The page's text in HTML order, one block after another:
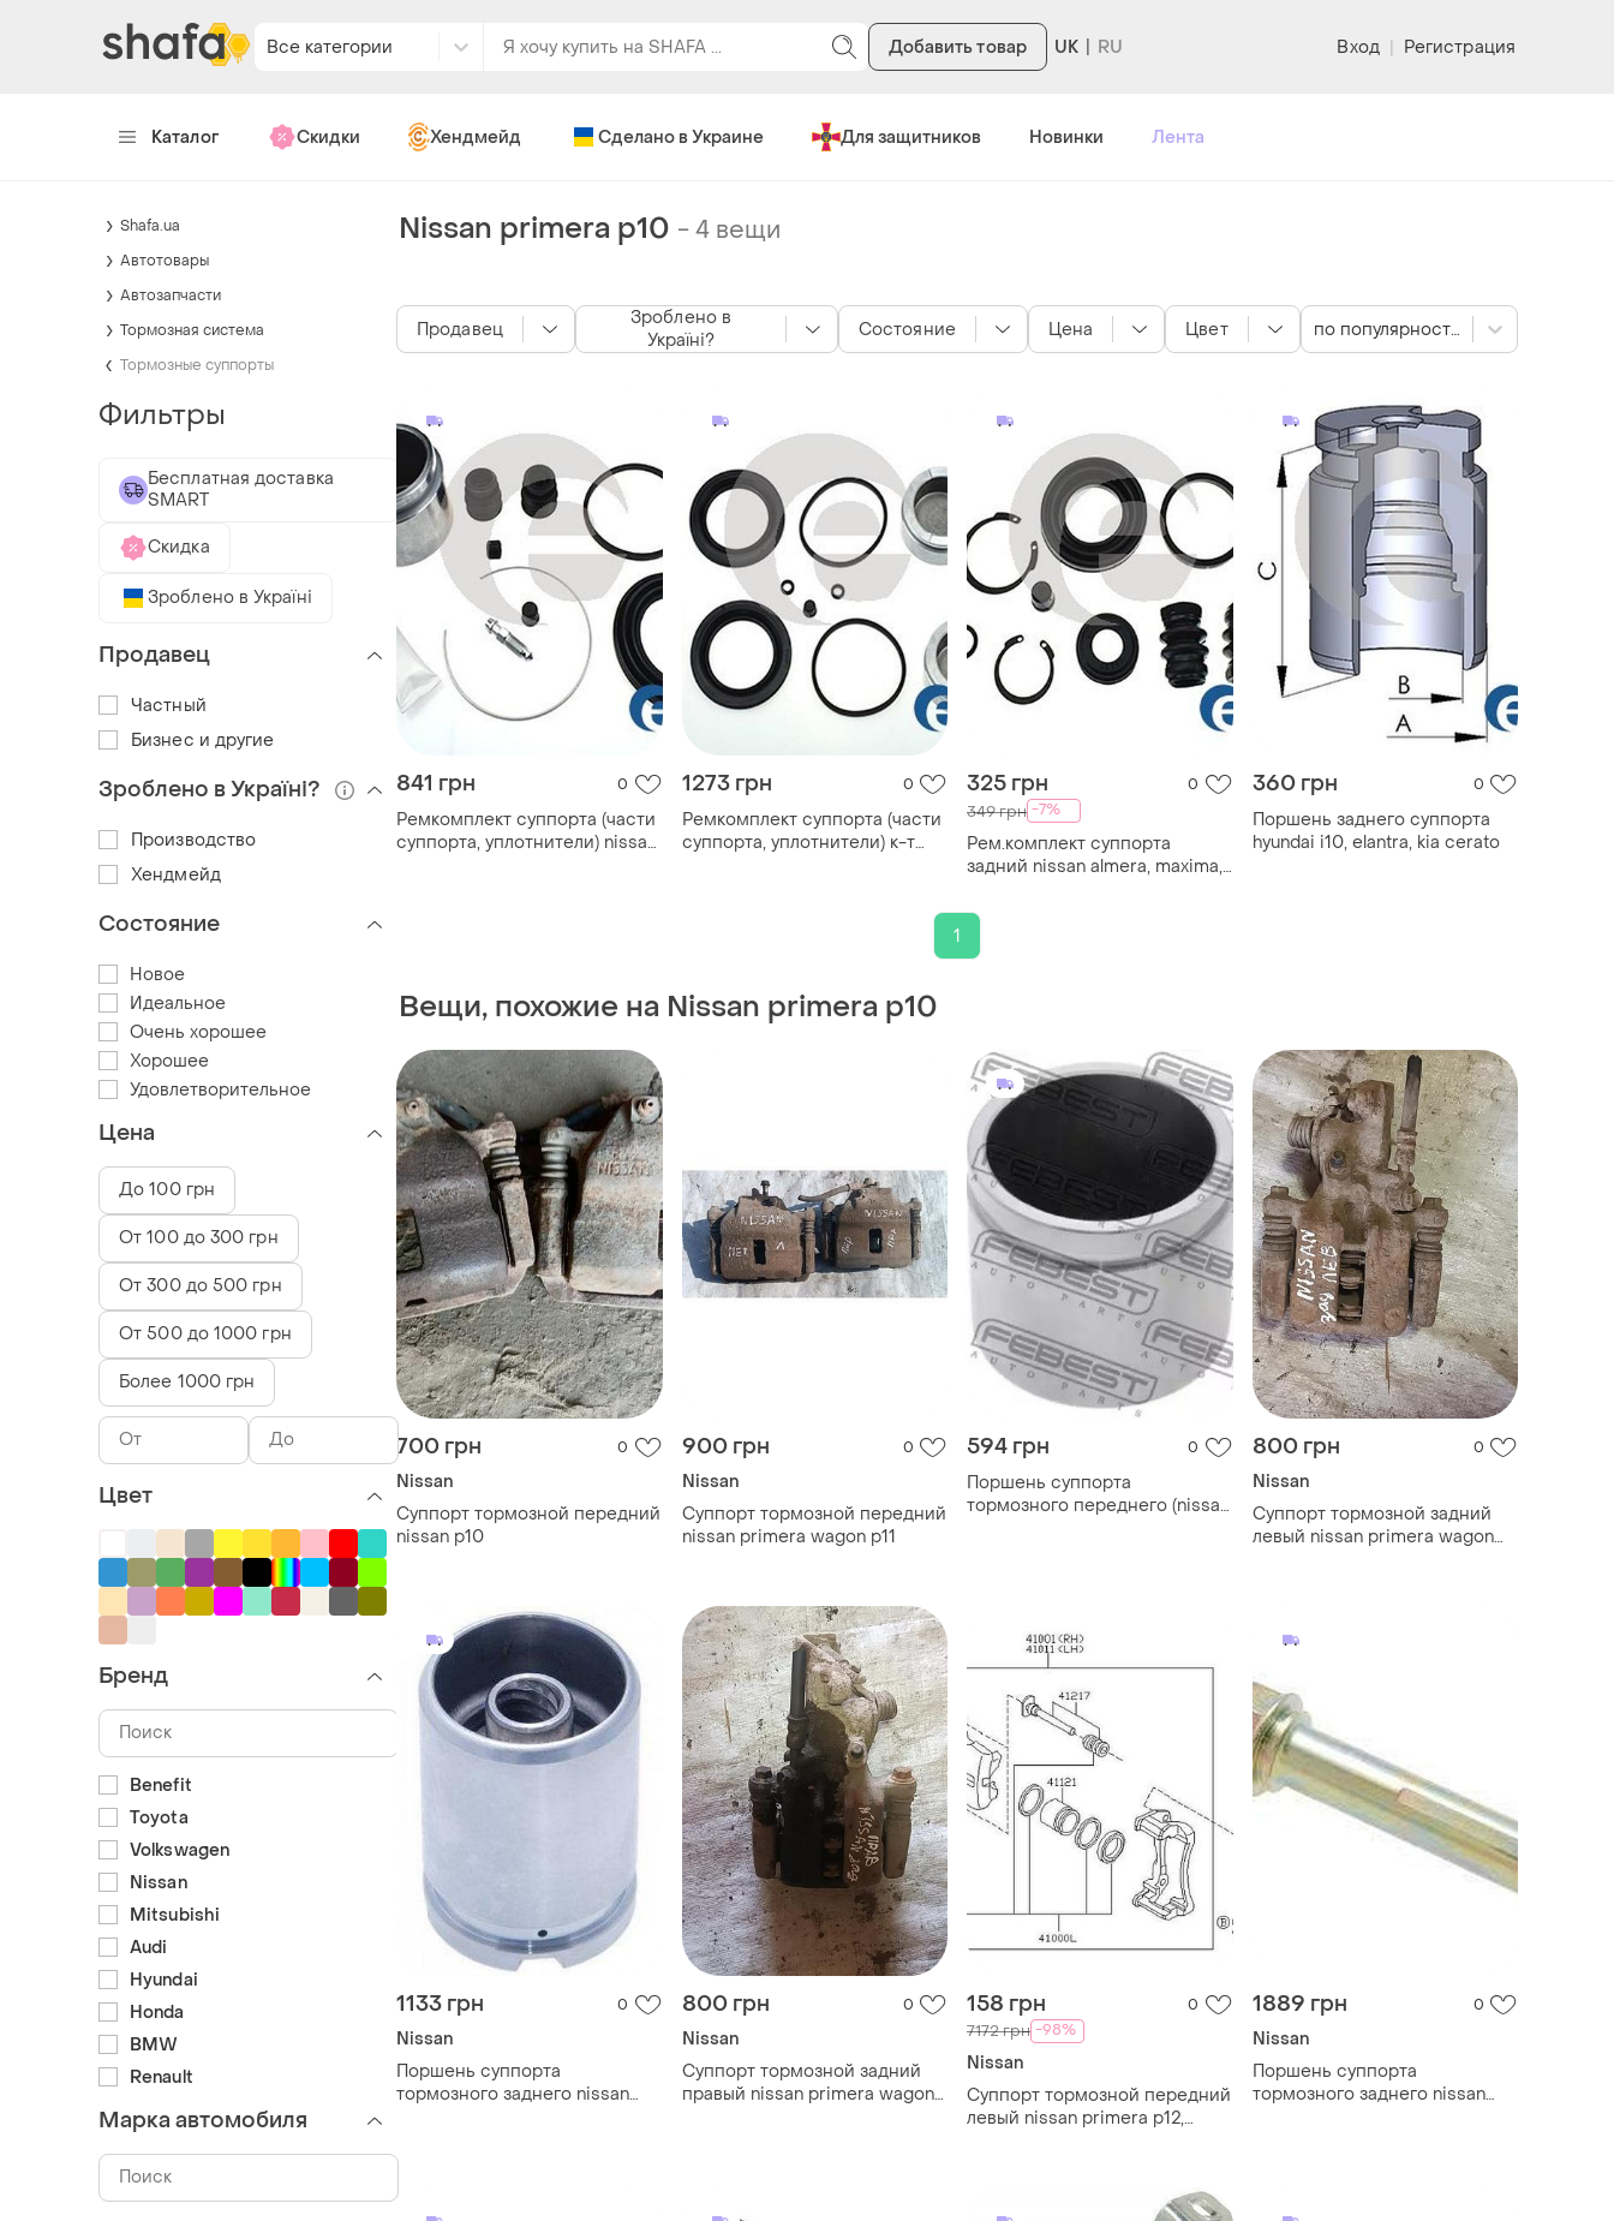
Все категории Добавить товар UK Вход | Регистрация
Каталог Скидки Хендмейд Сделано в Украине Для защитников Новинки Лента
Nissan primera p10 -4 вещи
841 грн 0
Ремкомплект суппорта (части
суппорта, уплотнители) nissan
1273 грн 0
Ремкомплект суппорта (части
суппорта, уплотнители) к-т
325 грн 0
349 грн -7%
Рем.комплект суппорта
задний nissan almera, maxima,
360 грн 0
Поршень заднего суппорта
hyundai i10, elantra, kia cerato
1
Вещи, похожие на Nissan primera p10
700 грн 0
Nissan
Суппорт тормозной передний
nissan p10
900 грн 0
Nissan
Суппорт тормозной передний
nissan primera wagon p11
594 грн 0
Поршень суппорта
тормозного переднего (nissan
800 грн 0
Nissan
Суппорт тормозной задний
левый nissan primera wagon
1133 грн 0
Nissan
Поршень суппорта
тормозного заднего nissan
800 грн 0
Nissan
Суппорт тормозной задний
правый nissan primera wagon
158 грн 0
7172 грн -98%
Nissan
Суппорт тормозной передний
левый nissan primera p12,
1889 грн 0
Nissan
Поршень суппорта
тормозного заднего nissan
Продавец
Зроблено в
Україні?
Состояние Цена Цвет по популярности
Shafa.ua
Автотовары
Автозапчасти
Тормозная система
Тормозные суппорты
Фильтры
Бесплатная доставка
SMART
Скидка
Зроблено в Україні
Продавец
Частный
Бизнес и другие
Зроблено в Україні?
Производство
Хендмейд
Состояние
Новое
Идеальное
Очень хорошее
Хорошее
Удовлетворительное
Цена
До 100 грн
От 100 до 300 грн
От 300 до 500 грн
От 500 до 1000 грн
Более 1000 грн
Цвет
Бренд
Benefit
Toyota
Volkswagen
Nissan
Mitsubishi
Audi
Hyundai
Honda
BMW
Renault
Марка автомобиля